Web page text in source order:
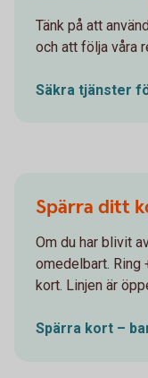
Tänk på att
och att följa våra
Säkra tjänster
Spärra ditt
Om du har blivit
omedelbart. Ring
kort. Linjen är
Spärra kort –